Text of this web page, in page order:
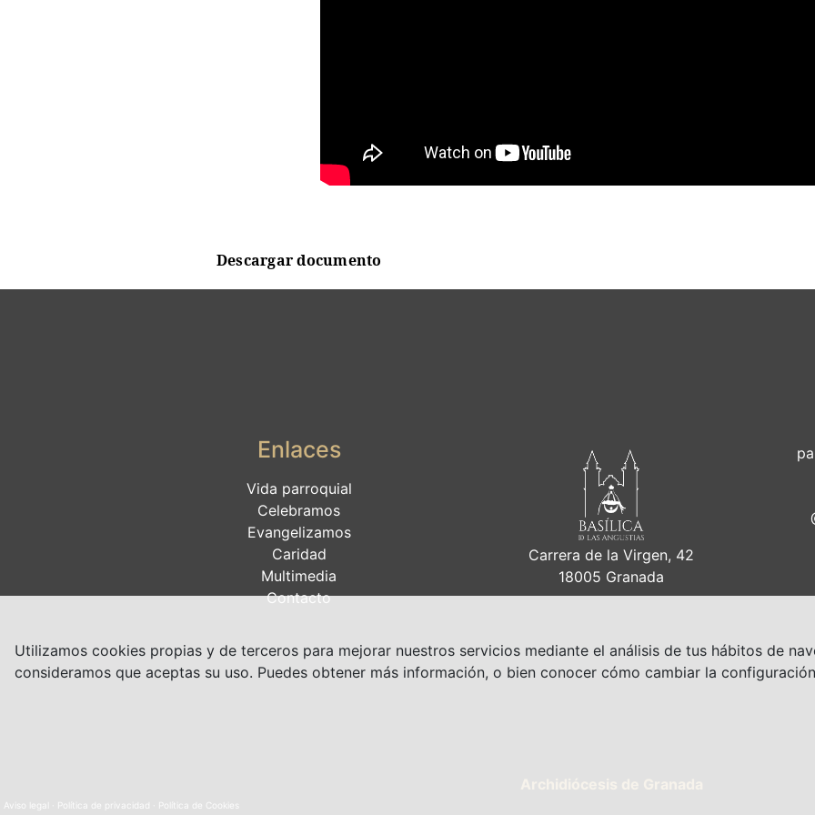
Descargar documento
Enlaces
Vida parroquial
Celebramos
Evangelizamos
Caridad
Multimedia
Contacto
Carrera de la Virgen, 42
18005 Granada
Aviso legal Política de privacidad Política de Cookies
Utilizamos cookies propias y de terceros para mejorar nuestros servicios mediante el análisis de tus hábitos de
consideramos que aceptas su uso. Puedes obtener más información, o bien conocer cómo cambiar la